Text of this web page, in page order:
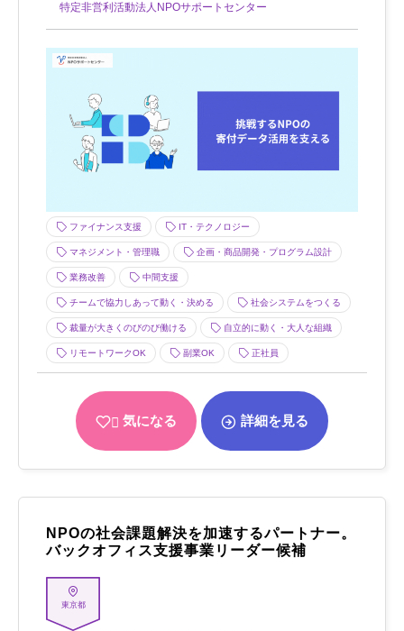
特定非営利活動法人NPOサポートセンター
ファイナンス支援 IT・テクノロジー
マネジメント・管理職 企画・商品開発・プログラム設計
業務改善 中間支援
チームで協力しあって動く・決める 社会システムをつくる
裁量が大きくのびのび働ける 自立的に動く・大人な組織
リモートワークOK 副業OK 正社員
気になる 詳細を見る
NPOの社会課題解決を加速するパートナー。
バックオフィス支援事業リーダー候補
東京都